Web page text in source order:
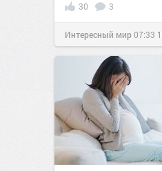
30 3
Интересный мир07:33